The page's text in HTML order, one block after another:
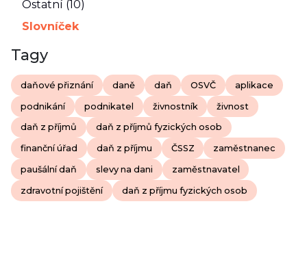
Ostatní (10)
Slovníček
Tagy
daňové přiznání daně daň OSVČ aplikace
podnikání podnikatel živnostník živnost
daň z příjmů daň z příjmů fyzických osob
finanční úřad daň z příjmu ČSSZ zaměstnanec
paušální daň slevy na dani zaměstnavatel
zdravotní pojištění daň z příjmu fyzických osob